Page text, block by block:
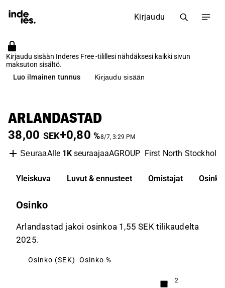
Kirjaudu
Kirjaudu sisään Inderes Free -tilillesi nähdäksesi kaikki sivun
maksuton sisältö.
Luo ilmainen tunnus
Kirjaudu sisään
ARLANDASTAD
38,00 SEK+0,80 %8/7, 3:29 PM
SeuraaAlle 1KseuraajaaAGROUP First North Stockholm
Yleiskuva Luvut & ennusteet Omistajat Osinko
Osinko
Arlandastad jakoi osinkoa 1,55 SEK tilikaudelta
2025.
Osinko (SEK) Osinko %
2
3,7